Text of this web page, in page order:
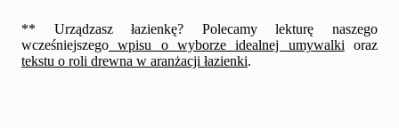
** Urządzasz łazienkę? Polecamy lekturę naszego
wcześniejszego wpisu o wyborze idealnej umywalki oraz
tekstu o roli drewna w aranżacji łazienki.